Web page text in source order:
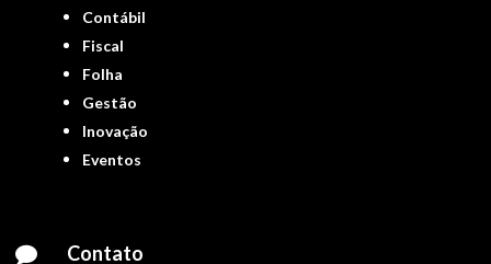
Contábil
Fiscal
Folha
Gestão
Inovação
Eventos
 Contato